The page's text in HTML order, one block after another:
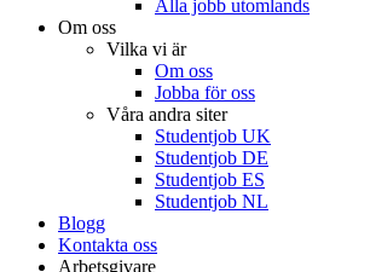
Alla jobb utomlands
Om oss
Vilka vi är
Om oss
Jobba för oss
Våra andra siter
Studentjob UK
Studentjob DE
Studentjob ES
Studentjob NL
Blogg
Kontakta oss
Arbetsgivare